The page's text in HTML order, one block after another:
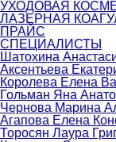
УХОДОВАЯ
ЛАЗЕРНАЯ
ПРАЙС
СПЕЦИАЛИСТЫ
Шатохина
Аксентьева
Королева Елена
Гольман Яна
Чернова Марина
Агапова Елена
Торосян Лаура